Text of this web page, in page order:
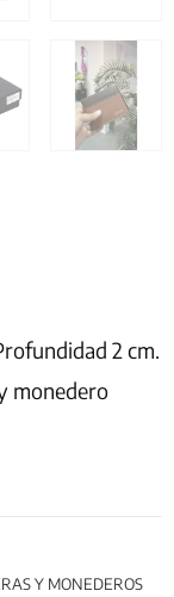
2 cm.
monedero
Y MONEDEROS